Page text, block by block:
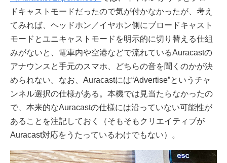
ドキャストモードだったので気が付かなかったが、考え
てみれば、ヘッドホン／イヤホン側にブロードキャスト
モードとユニキャストモードを明示的に切り替える仕組
みがないと、電車内や空港などで流れているAuracastの
アナウンスと手元のスマホ、どちらの音を聞くのかが決
められない。なお、Auracastには“Advertise”というチャ
ンネル選択の仕様がある。本機では見当たらなかったの
で、本来的なAuracastの仕様には沿っていない可能性が
あることを注記しておく（そもそもクリエイティブが
Auracast対応をうたっているわけでもない）。